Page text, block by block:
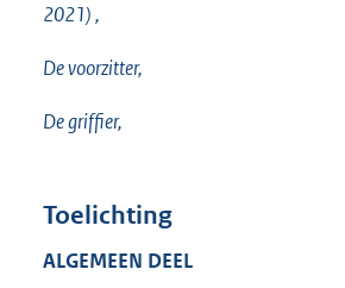
2021) ,
De voorzitter,
De griffier,
Toelichting
ALGEMEEN DEEL